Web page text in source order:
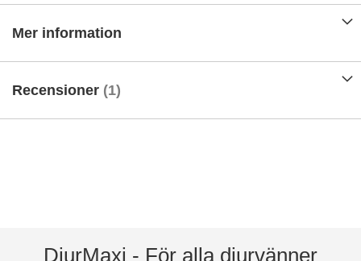
Mer information
Recensioner 1
DjurMaxi - För alla djurvänner